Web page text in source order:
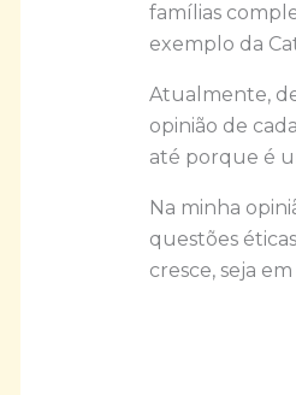
famílias
exemplo da
Atualmente,
opinião de
até porque é
Na minha
questões
cresce, seja